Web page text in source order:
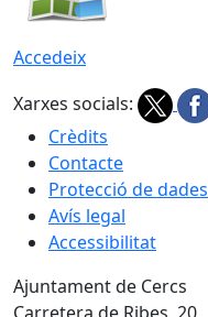
Accedeix
Xarxes socials:
Crèdits
Contacte
Protecció de dades
Avís legal
Accessibilitat
Ajuntament de Cercs